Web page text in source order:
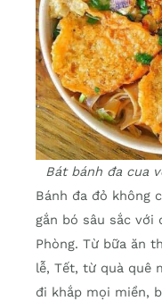
Bát bánh đa cua
Bánh đa đỏ không
gắn bó sâu sắc với
Phòng. Từ bữa ăn
lễ, Tết, từ quà quê
đi khắp mọi miền,